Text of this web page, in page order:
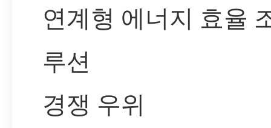
연계형 에너지 효율
루션
경쟁 우위